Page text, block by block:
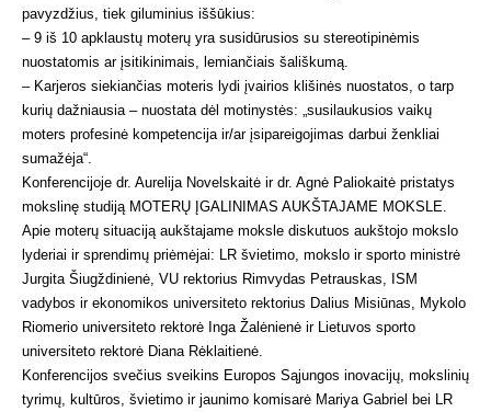
pavyzdžius, tiek giluminius iššūkius:
– 9 iš 10 apklaustų moterų yra susidūrusios su stereotipinėmis
nuostatomis ar įsitikinimais, lemiančiais šališkumą.
– Karjeros siekiančias moteris lydi įvairios klišinės nuostatos, o tarp
kurių dažniausia – nuostata dėl motinystės: „susilaukusios vaikų
moters profesinė kompetencija ir/ar įsipareigojimas darbui ženkliai
sumažėja“.
Konferencijoje dr. Aurelija Novelskaitė ir dr. Agnė Paliokaitė pristatys
mokslinę studiją MOTERŲ ĮGALINIMAS AUKŠTAJAME MOKSLE.
Apie moterų situaciją aukštajame moksle diskutuos aukštojo mokslo
lyderiai ir sprendimų priėmėjai: LR švietimo, mokslo ir sporto ministrė
Jurgita Šiugždinienė, VU rektorius Rimvydas Petrauskas, ISM
vadybos ir ekonomikos universiteto rektorius Dalius Misiūnas, Mykolo
Riomerio universiteto rektorė Inga Žalėnienė ir Lietuvos sporto
universiteto rektorė Diana Rėklaitienė.
Konferencijos svečius sveikins Europos Sąjungos inovacijų, mokslinių
tyrimų, kultūros, švietimo ir jaunimo komisarė Mariya Gabriel bei LR